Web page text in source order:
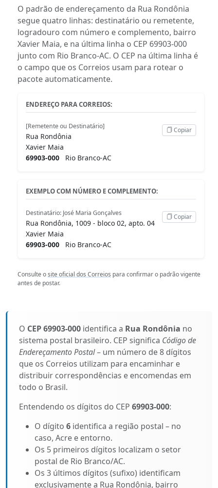
O padrão de endereçamento da Rua Rondônia
segue quatro linhas: destinatário ou remetente,
logradouro com número e complemento, bairro
Xavier Maia, e na última linha o CEP 69903-000
junto com Rio Branco-AC. O CEP na última linha é
o campo que os Correios usam para rotear o
pacote automaticamente.
ENDEREÇO PARA CORREIOS:
[Remetente ou Destinatário]
Rua Rondônia
Xavier Maia
69903-000 Rio Branco-AC
Copiar
EXEMPLO COM NÚMERO E COMPLEMENTO:
Destinatário: José Maria Gonçalves
Rua Rondônia, 1009 - bloco 02, apto. 04
Xavier Maia
69903-000 Rio Branco-AC
Copiar
Consulte osite oficial dos Correios para confirmar o padrão vigente
antes de postar.
O CEP 69903-000 identifica a Rua Rondônia no
sistema postal brasileiro. CEP significa Código de
Endereçamento Postal– um número de 8 dígitos
que os Correios utilizam para encaminhar e
distribuir correspondências e encomendas em
todo o Brasil.
Entendendo os dígitos do CEP 69903-000:
O dígito 6 identifica a região postal – no
caso, Acre e entorno.
Os 5 primeiros dígitos localizam o setor
postal de Rio Branco/AC.
Os 3 últimos dígitos (sufixo) identificam
exclusivamente a Rua Rondônia, bairro